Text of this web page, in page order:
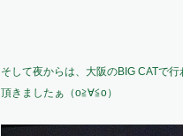
そして夜からは、大阪のBIG CATで
頂きましたぁ（o≧∀≦o）